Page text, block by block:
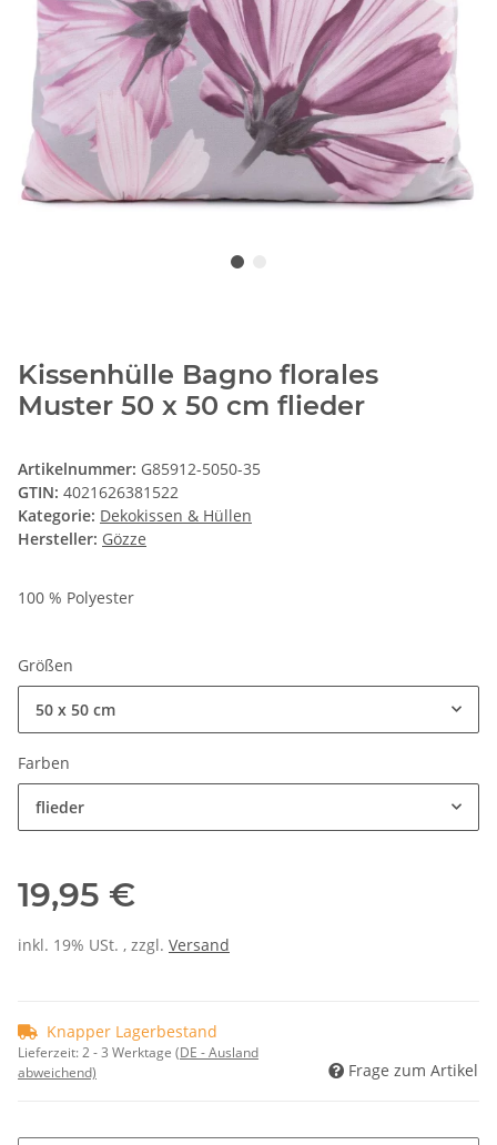
Kissenhülle Bagno florales
Muster 50 x 50 cm flieder
Artikelnummer: G85912-5050-35
GTIN: 4021626381522
Kategorie: Dekokissen & Hüllen
Hersteller: Gözze
100 % Polyester
Größen
50 x 50 cm
Farben
flieder
19,95 €
inkl. 19% USt. , zzgl. Versand
Knapper Lagerbestand
Lieferzeit:2 - 3 Werktage (DE - Ausland
abweichend)
Frage zum Artikel